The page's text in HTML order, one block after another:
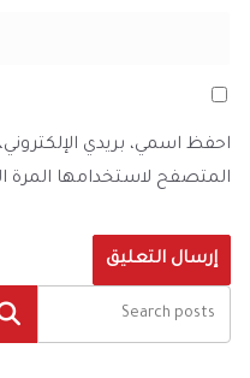
احفظ اسمي، بريدي
المتصفح لاستخدامها المرة